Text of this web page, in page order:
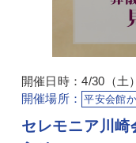
開催日時：4/30（土
開催場所：
平安会館
セレモニア川